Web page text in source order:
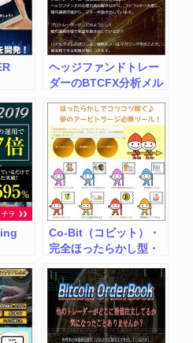
ヘッジファンドトレー
ダーのBTCFX分析メル
ペーン
Co-Bit（コビット）・
完全ほったらかし型・
ツール